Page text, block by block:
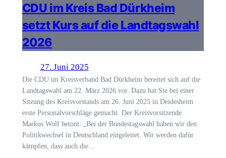
CDU im Kreis Bad Dürkheim
setzt Kurs auf die Landtagswahl
2026
27. Juni 2025
Die CDU im Kreisverband Bad Dürkheim bereitet sich auf die
Landtagswahl am 22. März 2026 vor. Dazu hat Sie bei einer
Sitzung des Kreisvorstands am 26. Juni 2025 in Deidesheim
erste Personalvorschläge gemacht. Der Kreisvorsitzende
Markus Wolf betont: „Bei der Bundestagswahl haben wir den
Politikwechsel in Deutschland eingeleitet. Wir werden dafür
kämpfen, dass auch die…